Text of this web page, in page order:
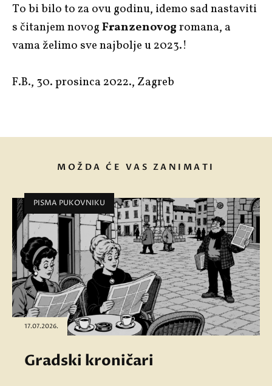
To bi bilo to za ovu godinu, idemo sad nastaviti
s čitanjem novogFranzenovogromana, a
vama želimo sve najbolje u 2023.!
F.B., 30. prosinca 2022., Zagreb
MOŽDA ĆE VAS ZANIMATI
PISMA PUKOVNIKU
17.07.2026.
Gradski kroničari